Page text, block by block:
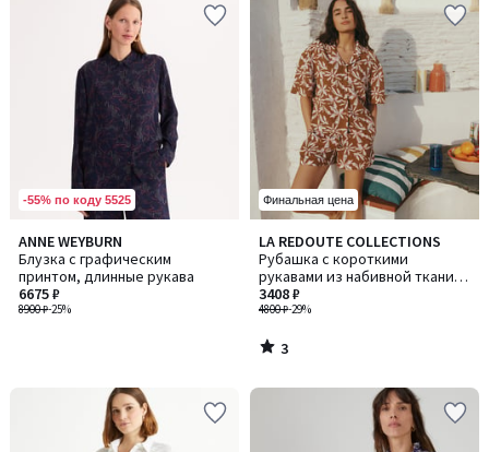
-55% по коду 5525
ANNE WEYBURN
Блузка с графическим
принтом, длинные рукава
8900 ₽-25%
6675 ₽
Финальная цена
LA REDOUTE COLLECTIONS
Рубашка с короткими
рукавами из набивной ткани с
цветочным рисунком
4800 ₽-29%
3408 ₽
3
/
5
3
/